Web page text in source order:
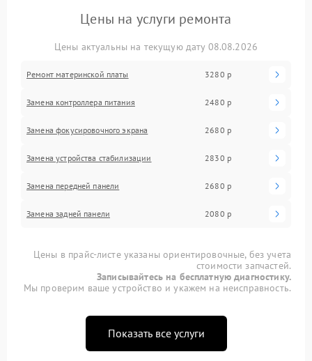
Цены на услуги ремонта
Цены актуальны на текущую дату 08.08.2026
Ремонт материнской платы 3280 р
Замена контроллера питания 2480 р
Замена фокусировочного экрана 2680 р
Замена устройства стабилизации 2830 р
Замена передней панели 2680 р
Замена задней панели 2080 р
Цены в прайс-листе указаны ориентировочные, без учета
стоимости запчастей.
Записывайтесь на бесплатную диагностику.
Мы проверим ваше устройство и укажем на неисправность.
Показать все услуги